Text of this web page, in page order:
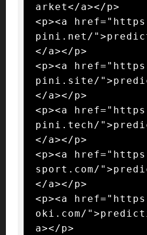
arket</a></p>
<p><a
pini.net/
</a></p>
<p><a
pini.site/
</a></p>
<p><a
pini.tech/
</a></p>
<p><a
sport.com/
</a></p>
<p><a
oki.com/
a></p>